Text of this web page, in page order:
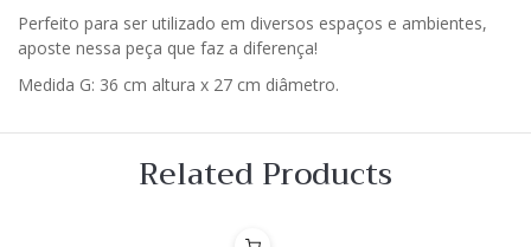
Perfeito para ser utilizado em diversos espaços e ambientes,
aposte nessa peça que faz a diferença!
Medida G: 36 cm altura x 27 cm diâmetro.
Related Products